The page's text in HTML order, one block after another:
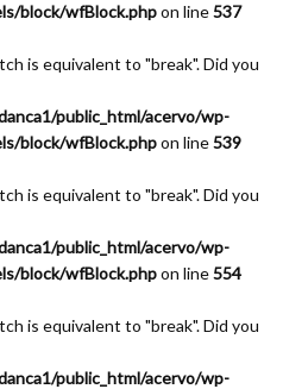
block/wfBlock.phpon line537
is equivalent to "break". Did you
public_html/acervo/wp-
block/wfBlock.phpon line539
is equivalent to "break". Did you
public_html/acervo/wp-
block/wfBlock.phpon line554
is equivalent to "break". Did you
public_html/acervo/wp-